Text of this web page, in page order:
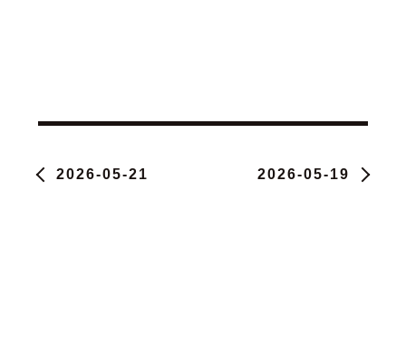
2026-05-21 2026-05-19